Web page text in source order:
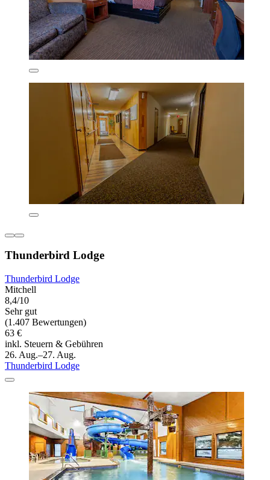
Thunderbird Lodge
Thunderbird Lodge
Mitchell
8,4/10
Sehr gut
(1.407 Bewertungen)
63 €
inkl. Steuern & Gebühren
26. Aug.–27. Aug.
Thunderbird Lodge